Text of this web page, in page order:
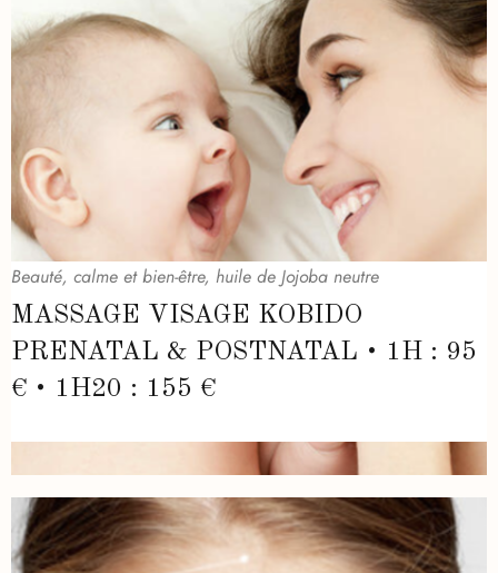
Beauté, calme et bien-être, huile de Jojoba neutre
MASSAGE VISAGE KOBIDO
PRENATAL & POSTNATAL • 1H : 95
€ • 1H20 : 155 €